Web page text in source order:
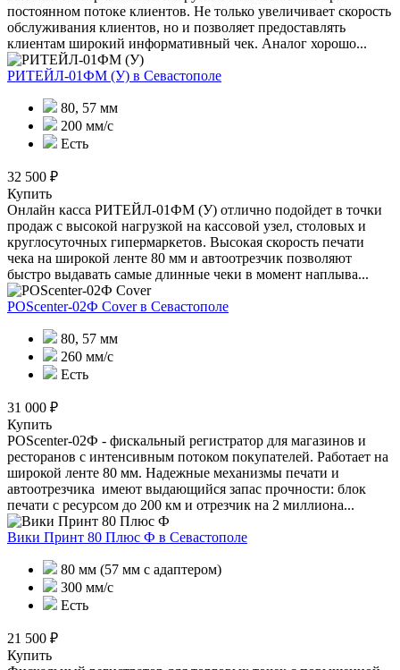
постоянном потоке клиентов. Не только увеличивает скорость
обслуживания клиентов, но и позволяет предоставлять
клиентам широкий информативный чек. Аналог хорошо...
РИТЕЙЛ-01ФМ (У) в Севастополе
80, 57 мм
200 мм/с
Есть
32 500 ₽
Купить
Онлайн касса РИТЕЙЛ-01ФМ (У) отлично подойдет в точки
продаж с высокой нагрузкой на кассовой узел, столовых и
круглосуточных гипермаркетов. Высокая скорость печати
чека на широкой ленте 80 мм и автоотрезчик позволяют
быстро выдавать самые длинные чеки в момент наплыва...
POScenter-02Ф Coverв Севастополе
80, 57 мм
260 мм/с
Есть
31 000 ₽
Купить
POScenter-02Ф - фискальный регистратор для магазинов и
ресторанов с интенсивным потоком покупателей. Работает на
широкой ленте 80 мм. Надежные механизмы печати и
автоотрезчика имеют выдающийся запас прочности: блок
печати с ресурсом до 200 км и отрезчик на 2 миллиона...
Вики Принт 80 Плюс Ф в Севастополе
80 мм (57 мм с адаптером)
300 мм/с
Есть
21 500 ₽
Купить